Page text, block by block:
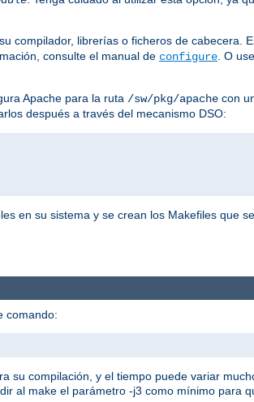
compilador, librerías o ficheros de cabecera.
consulte el manual de configure. O use
Apache para la ruta /sw/pkg/apache con
después a través del mecanismo DSO:
en su sistema y se crean los Makefiles que
comando:
su compilación, y el tiempo puede variar
al make el parámetro -j3 como mínimo para